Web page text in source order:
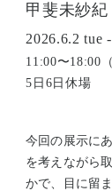
甲斐未紗紀
2026.6.2 tue
11:00〜18:00
5日6日休場
今回の展示に
を考えながら
かで、目に留